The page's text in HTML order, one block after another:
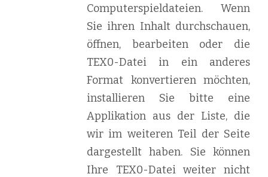
Computerspieldateien. Wenn
Sie ihren Inhalt durchschauen,
öffnen, bearbeiten oder die
TEX0-Datei in ein anderes
Format konvertieren möchten,
installieren Sie bitte eine
Applikation aus der Liste, die
wir im weiteren Teil der Seite
dargestellt haben. Sie können
Ihre TEX0-Datei weiter nicht